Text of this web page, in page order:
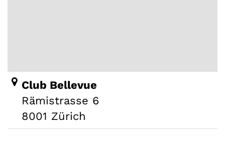
Club Bellevue
Rämistrasse 6
8001 Zürich